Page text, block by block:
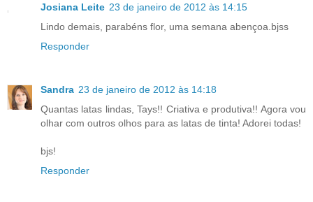
Josiana Leite 23 de janeiro de 2012 às 14:15
Lindo demais, parabéns flor, uma semana abençoa.bjss
Responder
Sandra 23 de janeiro de 2012 às 14:18
Quantas latas lindas, Tays!! Criativa e produtiva!! Agora vou
olhar com outros olhos para as latas de tinta! Adorei todas!
bjs!
Responder